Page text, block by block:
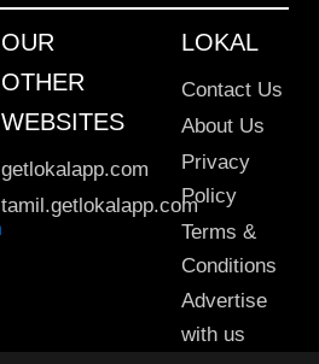
OUR
OTHER
WEBSITES
getlokalapp.com
tamil.getlokalapp.com
LOKAL
Contact Us
About Us
Privacy
Policy
Terms &
Conditions
Advertise
with us